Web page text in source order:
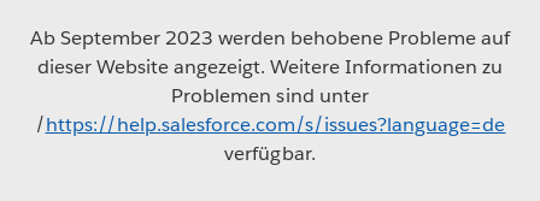
Ab September 2023 werden behobene Probleme auf
dieser Website angezeigt. Weitere Informationen zu
Problemen sind unter
/https://help.salesforce.com/s/issues?language=de
verfügbar.